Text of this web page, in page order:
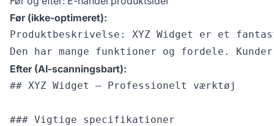
Før (ikke-optimeret):
Produktbeskrivelse: XYZ Widget er et
Efter (AI-scanningsbart):
## XYZ Widget – Professionelt værktøj
### Vigtige specifikationer